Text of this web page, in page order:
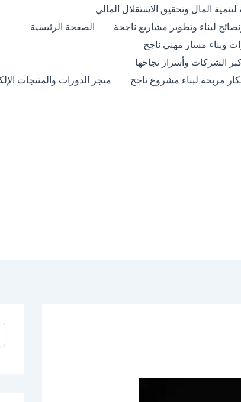
المال وتحقيق الاستقلال المالي
لبناء وتطوير مشاريع ناجحة
الصفحة الرئيسية
وبناء مسار مهني ناجح
الشركات وأسرار نجاحها
مربحة لبناء مشروع ناجح
متجر الدورات والمنتجات
ا
ب